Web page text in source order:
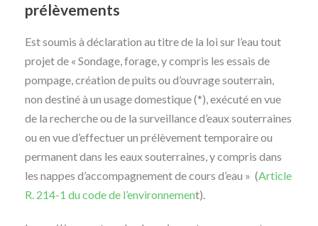
prélèvements
Est soumis à déclaration au titre de la loi sur l’eau tout
projet de « Sondage, forage, y compris les essais de
pompage, création de puits ou d’ouvrage souterrain,
non destiné à un usage domestique (*), exécuté en vue
de la recherche ou de la surveillance d’eaux souterraines
ou en vue d’effectuer un prélèvement temporaire ou
permanent dans les eaux souterraines, y compris dans
les nappes d’accompagnement de cours d’eau » (Article
R. 214-1 du code de l’environnement).